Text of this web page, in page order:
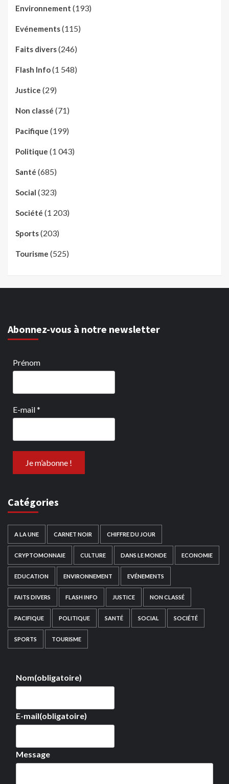
Environnement (193)
Evénements(115)
Faits divers(246)
Flash Info(1 548)
Justice (29)
Non classé (71)
Pacifique (199)
Politique (1 043)
Santé (685)
Social (323)
Société (1 203)
Sports(203)
Tourisme (525)
Abonnez-vous à notre newsletter
Prénom
E-mail*
Catégories
A LA UNE CARNET NOIR CHIFFRE DU JOUR
CRYPTOMONNAIE CULTURE DANS LE MONDE ECONOMIE
EDUCATION ENVIRONNEMENT EVÉNEMENTS
FAITS DIVERS FLASH INFO JUSTICE NON CLASSÉ
PACIFIQUE POLITIQUE SANTÉ SOCIAL SOCIÉTÉ
SPORTS TOURISME
Nom(obligatoire)
E-mail(obligatoire)
Message